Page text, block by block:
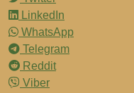
LinkedIn
WhatsApp
Telegram
Reddit
Viber